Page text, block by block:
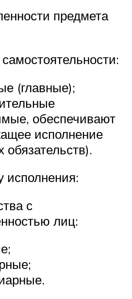
предмета
(главные);
обеспечивают
исполнение
обязательств).
исполнения:
с
лиц: